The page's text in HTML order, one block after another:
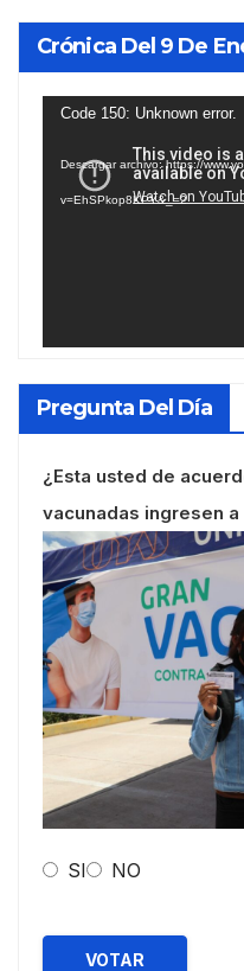
Crónica Del 9 De
Reproductor
vídeo
Code 150: Unknown error.
Descargar archivo: https://
v=EhSPkop8KPY&_=2
Pregunta Del Día
¿Esta usted de
vacunadas ingresen
SI NO
VOTAR